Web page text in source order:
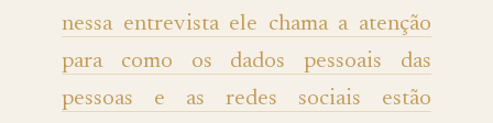
nessa entrevista ele chama a atenção
para como os dados pessoais das
pessoas e as redes sociais estão